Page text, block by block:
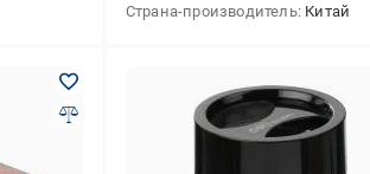
Страна-производитель Китай